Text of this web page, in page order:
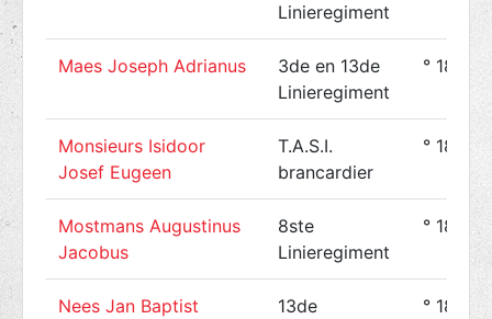
Linieregiment
Maes Joseph Adrianus
3de en 13de
Linieregiment
° 1895-
Monsieurs Isidoor
Josef Eugeen
T.A.S.I.
brancardier
° 1888-
Mostmans Augustinus
Jacobus
8ste
Linieregiment
° 1890-
Nees Jan Baptist
13de
° 1896-